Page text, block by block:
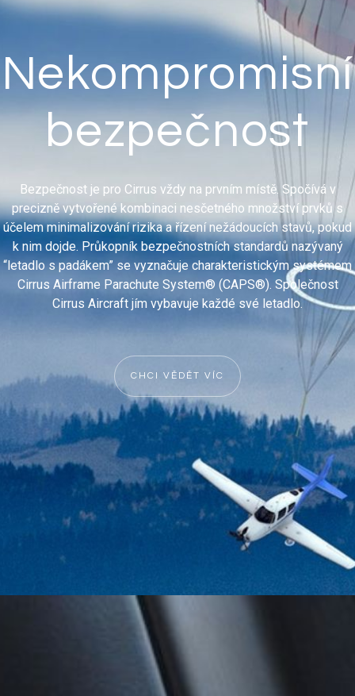
Nekompromisní
bezpečnost
Bezpečnost je pro Cirrus vždy na prvním místě. Spočívá v
precizně vytvořené kombinaci nesčetného množství prvků s
účelem minimalizování rizika a řízení nežádoucích stavů, pokud
k nim dojde. Průkopník bezpečnostních standardů nazývaný
“letadlo s padákem” se vyznačuje charakteristickým systémem
Cirrus Airframe Parachute System® (CAPS®). Společnost
Cirrus Aircraft jím vybavuje každé své letadlo.
CHCI VĚDĚT VÍC